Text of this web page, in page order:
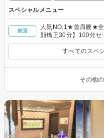
スペシャルメニュー
初回
人気NO.1★首肩腰★
顔矯正30分】100分
すべてのスペ
その他